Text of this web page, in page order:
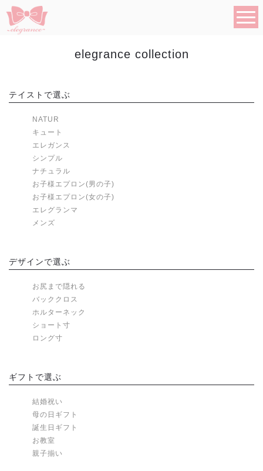
elegrance collection
テイストで選ぶ
NATUR
キュート
エレガンス
シンプル
ナチュラル
お子様エプロン(男の子)
お子様エプロン(女の子)
エレグランマ
メンズ
デザインで選ぶ
お尻まで隠れる
バッククロス
ホルターネック
ショート寸
ロング寸
ギフトで選ぶ
結婚祝い
母の日ギフト
誕生日ギフト
お教室
親子揃い